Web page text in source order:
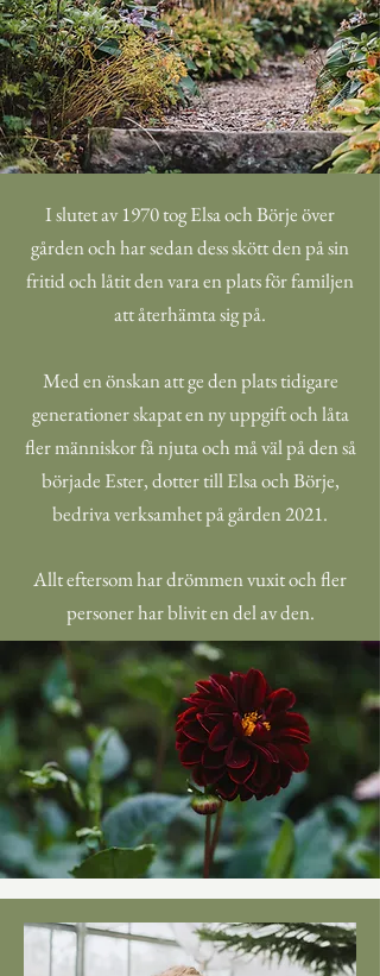
I slutet av 1970 tog Elsa och Börje över
gården och har sedan dess skött den på sin
fritid och låtit den vara en plats för familjen
att återhämta sig på.
Med en önskan att ge den plats tidigare
generationer skapat en ny uppgift och låta
fler människor få njuta och må väl på den så
började Ester, dotter till Elsa och Börje,
bedriva verksamhet på gården 2021.
Allt eftersom har drömmen vuxit och fler
personer har blivit en del av den.